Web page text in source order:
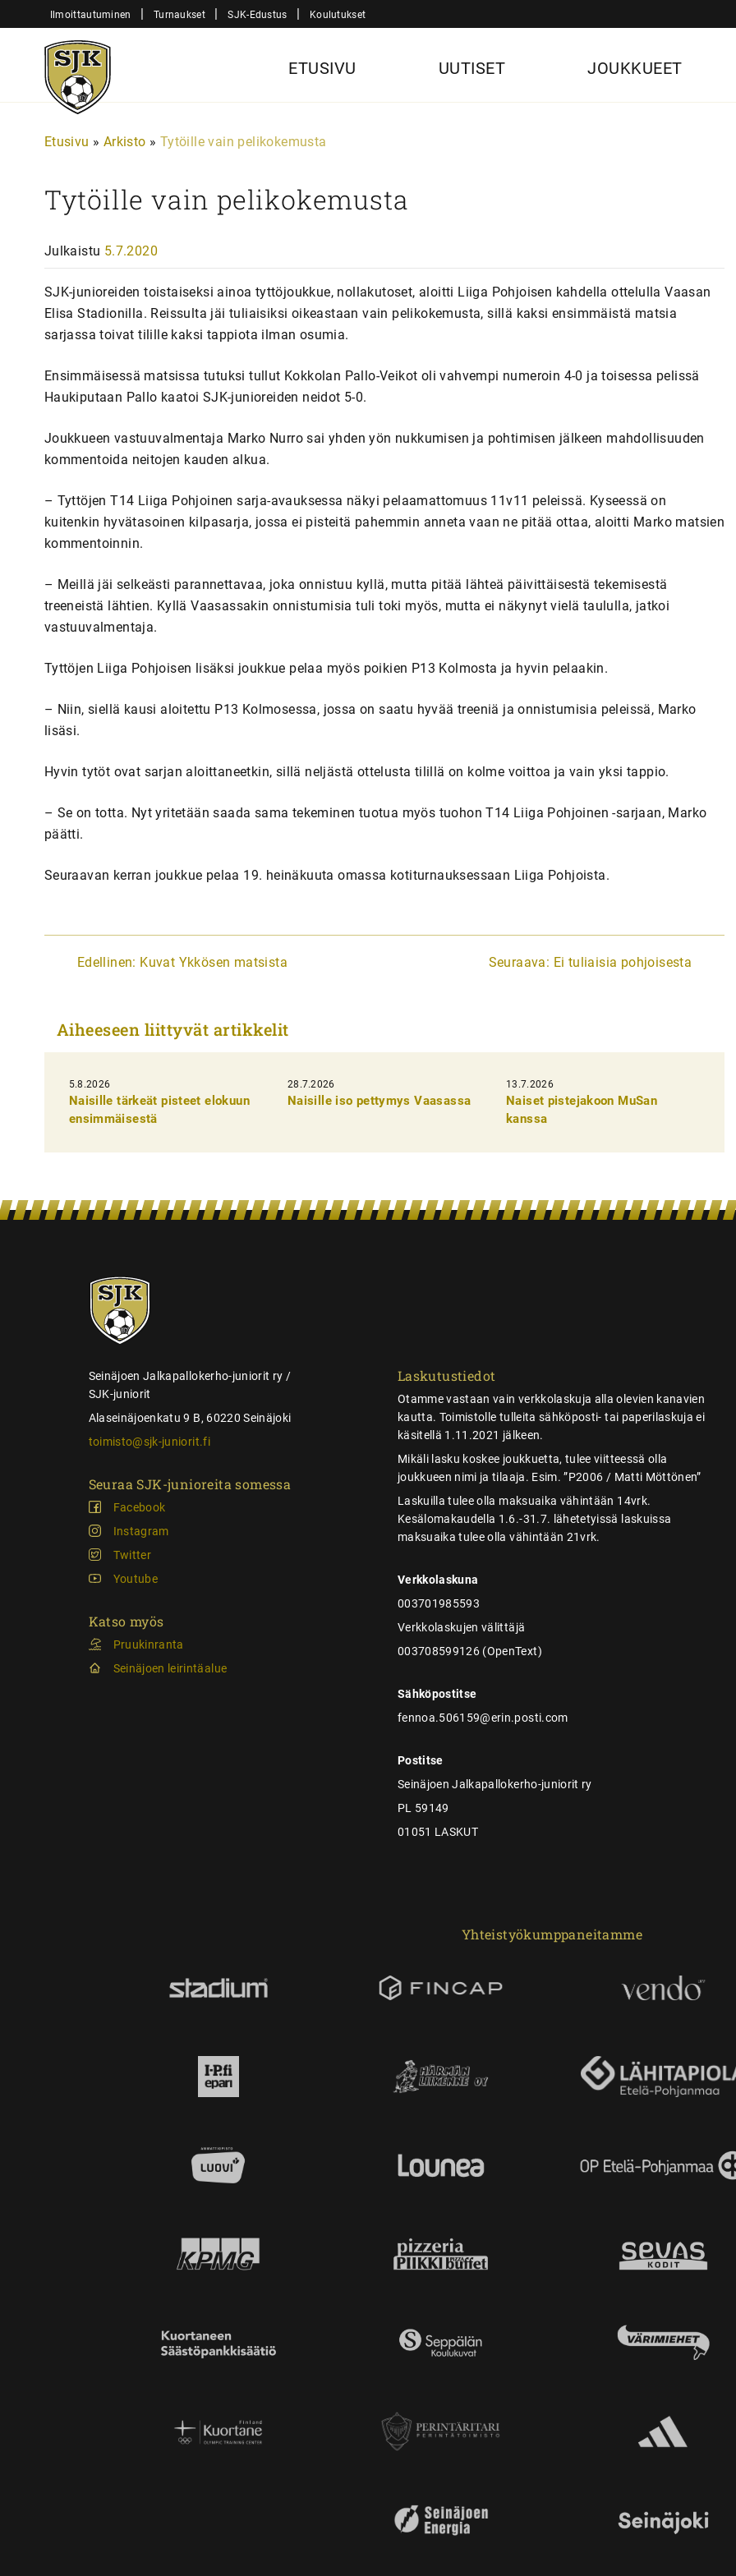
sisältöön
Ilmoittautuminen | Turnaukset | SJK-Edustus | Koulutukset
Sjk-
Juniorit
ETUSIVU UUTISET JOUKKUEET
Etusivu » Arkisto » Tytöille vain pelikokemusta
Tytöille vain pelikokemusta
Julkaistu 5.7.2020
SJK-junioreiden toistaiseksi ainoa tyttöjoukkue, nollakutoset, aloitti Liiga Pohjoisen kahdella ottelulla Vaasan
Elisa Stadionilla. Reissulta jäi tuliaisiksi oikeastaan vain pelikokemusta, sillä kaksi ensimmäistä matsia
sarjassa toivat tilille kaksi tappiota ilman osumia.
Ensimmäisessä matsissa tutuksi tullut Kokkolan Pallo-Veikot oli vahvempi numeroin 4-0 ja toisessa pelissä
Haukiputaan Pallo kaatoi SJK-junioreiden neidot 5-0.
Joukkueen vastuuvalmentaja Marko Nurro sai yhden yön nukkumisen ja pohtimisen jälkeen mahdollisuuden
kommentoida neitojen kauden alkua.
– Tyttöjen T14 Liiga Pohjoinen sarja-avauksessa näkyi pelaamattomuus 11v11 peleissä. Kyseessä on
kuitenkin hyvätasoinen kilpasarja, jossa ei pisteitä pahemmin anneta vaan ne pitää ottaa, aloitti Marko matsien
kommentoinnin.
– Meillä jäi selkeästi parannettavaa, joka onnistuu kyllä, mutta pitää lähteä päivittäisestä tekemisestä
treeneistä lähtien. Kyllä Vaasassakin onnistumisia tuli toki myös, mutta ei näkynyt vielä taululla, jatkoi
vastuuvalmentaja.
Tyttöjen Liiga Pohjoisen lisäksi joukkue pelaa myös poikien P13 Kolmosta ja hyvin pelaakin.
– Niin, siellä kausi aloitettu P13 Kolmosessa, jossa on saatu hyvää treeniä ja onnistumisia peleissä, Marko
lisäsi.
Hyvin tytöt ovat sarjan aloittaneetkin, sillä neljästä ottelusta tilillä on kolme voittoa ja vain yksi tappio.
– Se on totta. Nyt yritetään saada sama tekeminen tuotua myös tuohon T14 Liiga Pohjoinen -sarjaan, Marko
päätti.
Seuraavan kerran joukkue pelaa 19. heinäkuuta omassa kotiturnauksessaan Liiga Pohjoista.
A
i
k
e
n
Edellinen: Kuvat Ykkösen matsista Seuraava: Ei tuliaisia pohjoisesta
Aiheeseen liittyvät artikkelit
5.8.2026
Naisille tärkeät pisteet elokuun
ensimmäisestä
28.7.2026
Naisille iso pettymys Vaasassa
13.7.2026
Naiset pistejakoon MuSan
kanssa
SJK-
juniorit
Seinäjoen Jalkapallokerho-juniorit ry /
SJK-juniorit
Alaseinäjoenkatu 9 B, 60220 Seinäjoki
toimisto@sjk-juniorit.fi
Seuraa SJK-junioreita somessa
Facebook
Instagram
Twitter
Youtube
Katso myös
Pruukinranta
Seinäjoen leirintäalue
Laskutustiedot
Otamme vastaan vain verkkolaskuja alla olevien kanavien
kautta. Toimistolle tulleita sähköposti- tai paperilaskuja ei
käsitellä 1.11.2021 jälkeen.
Mikäli lasku koskee joukkuetta, tulee viitteessä olla
joukkueen nimi ja tilaaja. Esim. ”P2006 / Matti Möttönen”
Laskuilla tulee olla maksuaika vähintään 14vrk.
Kesälomakaudella 1.6.-31.7. lähetetyissä laskuissa
maksuaika tulee olla vähintään 21vrk.
Verkkolaskuna
003701985593
Verkkolaskujen välittäjä
003708599126 (OpenText)
Sähköpostitse
fennoa.506159@erin.posti.com
Postitse
Seinäjoen Jalkapallokerho-juniorit ry
PL 59149
01051 LASKUT
Yhteistyökumppaneitamme